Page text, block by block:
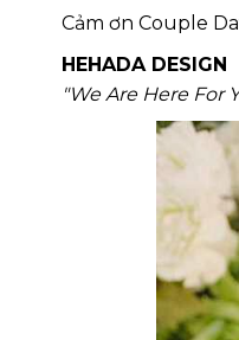
Cảm ơn Couple
HEHADA DESIGN
"We Are Here For